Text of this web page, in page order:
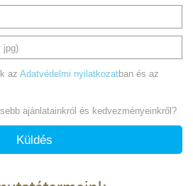
jpg)
az Adatvédelmi nyilatkozatban és az
ajánlatainkról és kedvezményeinkről?
Küldés